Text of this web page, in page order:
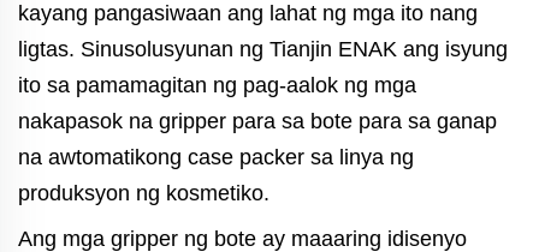
kayang pangasiwaan ang lahat ng mga ito nang
ligtas. Sinusolusyunan ng Tianjin ENAK ang isyung
ito sa pamamagitan ng pag-aalok ng mga
nakapasok na gripper para sa bote para sa ganap
na awtomatikong case packer sa linya ng
produksyon ng kosmetiko.
Ang mga gripper ng bote ay maaaring idisenyo